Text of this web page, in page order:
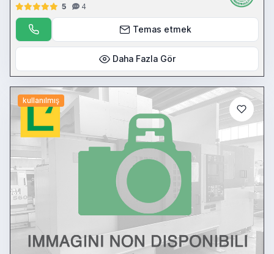
5
4
Temas etmek
Daha Fazla Gör
kullanılmış